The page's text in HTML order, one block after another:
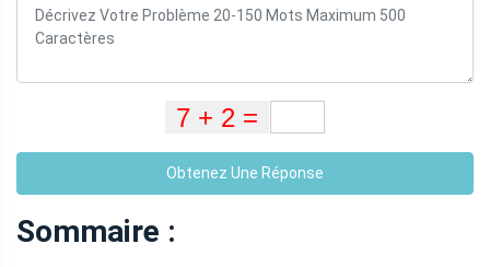
Obtenez Une Réponse
Sommaire :